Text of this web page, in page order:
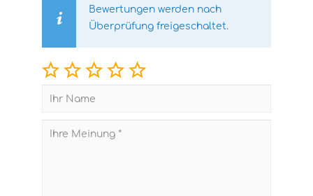
Bewertungen werden nach
Überprüfung freigeschaltet.